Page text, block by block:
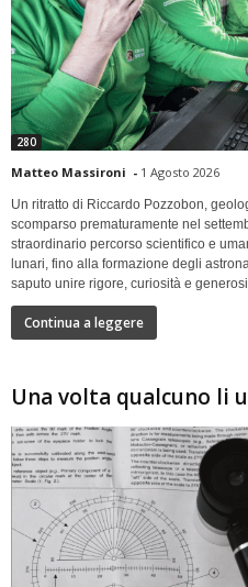
280
Matteo Massironi - 1 Agosto 2026
Un ritratto di Riccardo Pozzobon,
scomparso prematuramente nel
straordinario percorso scientifico e
lunari, fino alla formazione degli
saputo unire rigore, curiosità e
Continua a leggere
Una volta qualcuno li